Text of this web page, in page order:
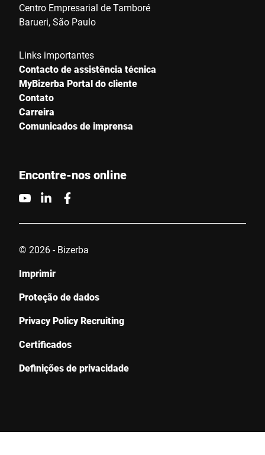
Centro Empresarial de Tamboré
Barueri, São Paulo
Links importantes
Contacto de assistência técnica
MyBizerba Portal do cliente
Contato
Carreira
Comunicados de imprensa
Encontre-nos online
© 2026 - Bizerba
Imprimir
Proteção de dados
Privacy Policy Recruiting
Certificados
Definições de privacidade